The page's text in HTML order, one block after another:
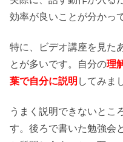
効率が良いことが分かっ
特に、ビデオ講座を見た
とが多いです。自分の理
葉で自分に説明 してみま
うまく説明できないとこ
す。後ろで書いた勉強会